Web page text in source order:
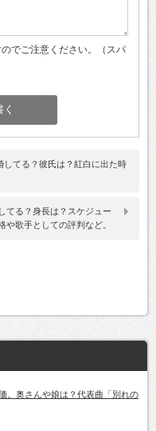
でご注意ください。（スパ
てる？彼氏は？紅白に出た時
てる？身長は？スケジュー
や歌手としての評判など。
。奥さんや娘は？代表曲「別れの